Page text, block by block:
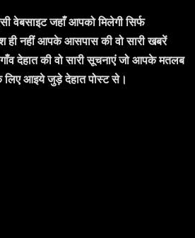
जहाँ आपको मिलेगी सिर्फ
ही नहीं आपके आसपास की वो सारी खबरें
देहात की वो सारी सूचनाएं जो आपके मतलब
आइये जुड़े देहात पोस्ट से।